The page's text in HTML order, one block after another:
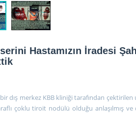
Hastamızın İradesi
merkez KBB kliniği tarafından
çoklu tiroit nodülü olduğu anlaşılmış ve